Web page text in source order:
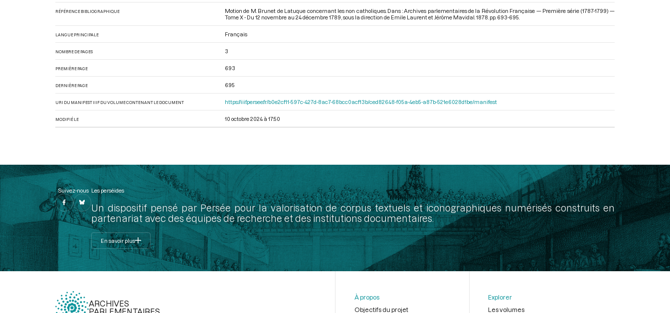
RÉFÉRENCE BIBLIOGRAPHIQUE
Motion de M. Brunet de Latuque concernant les non catholiques. Dans : Archives parlementaires de la Révolution Française — Première série (1787-1799) —
Tome X - Du 12 novembre au 24 décembre 1789 , sous la direction de Emile Laurent et Jérôme Mavidal. 1878. pp. 693-695.
LANGUE PRINCIPALE Français
NOMBRE DE PAGES 3
PREMIÈRE PAGE 693
DERNIÈRE PAGE 695
URI DU MANIFEST IIIF DU VOLUME CONTENANT LE DOCUMENT https://iiif.persee.fr/b0e2cf11-597c-427d-8ac7-68bcc0acf13b/ced82648-f05a-4eb5-a87b-521e6028d1be/manifest
MODIFIÉ LE 10 octobre 2024 à 17:50
Suivez-nous Les perséides
Un dispositif pensé par Persée pour la valorisation de corpus textuels et iconographiques numérisés construits en
partenariat avec des équipes de recherche et des institutions documentaires.
En savoir plus
ARCHIVES
À propos
Objectifs du projet
Explorer
Les volumes